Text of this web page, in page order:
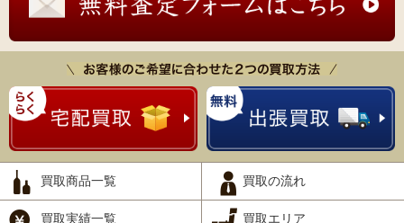
買取商品一覧 買取の流れ
買取実績一覧 買取エリア